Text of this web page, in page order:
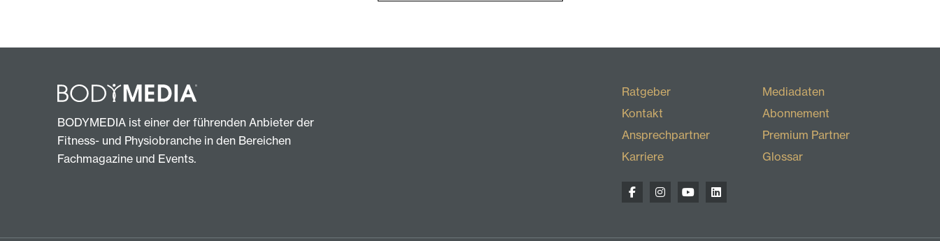
BODYMEDIA ist einer der führenden Anbieter der
Fitness- und Physiobranche in den Bereichen
Fachmagazine und Events.
Ratgeber
Kontakt
Ansprechpartner
Karriere
Mediadaten
Abonnement
Premium Partner
Glossar